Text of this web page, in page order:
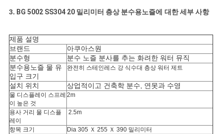
3. BG 5002 SS304 20 밀리미터 층상 분수용노즐에 대한세부 사항
제품 설명
브랜드
아쿠아스원
분수형
분수 노즐 분사를 추는 화려한 워터 뮤직
분수용노즐 물 유
입구 크기
완전히 스테인레스 강 식수대 층상 워터 제트
설치 위치 상업적이고 건축학 분수, 연못과 수영
물 디스플레이 스프레
이 높은 것
2m
용사 거리 물 디스플
레이
2.5m
항목 크기
Dia 305 Ｘ 255 Ｘ 390 밀리미터